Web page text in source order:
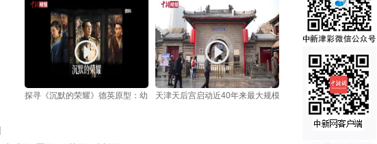
探寻《沉默的荣耀》德英原型：幼儿头部中弹 一家三口携密码本瞬间跳海
天津天后宫启动近40年来最大规模神像修复